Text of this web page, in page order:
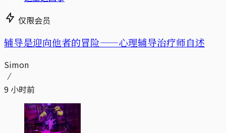
仅限会员
辅导是迎向他者的冒险——心理辅导治疗师自述
Simon
9 小时前